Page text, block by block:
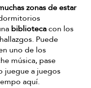
zonas de estar
bibliotecacon los
Puede
uno de los
música, pase
juegue a juegos
aquí.